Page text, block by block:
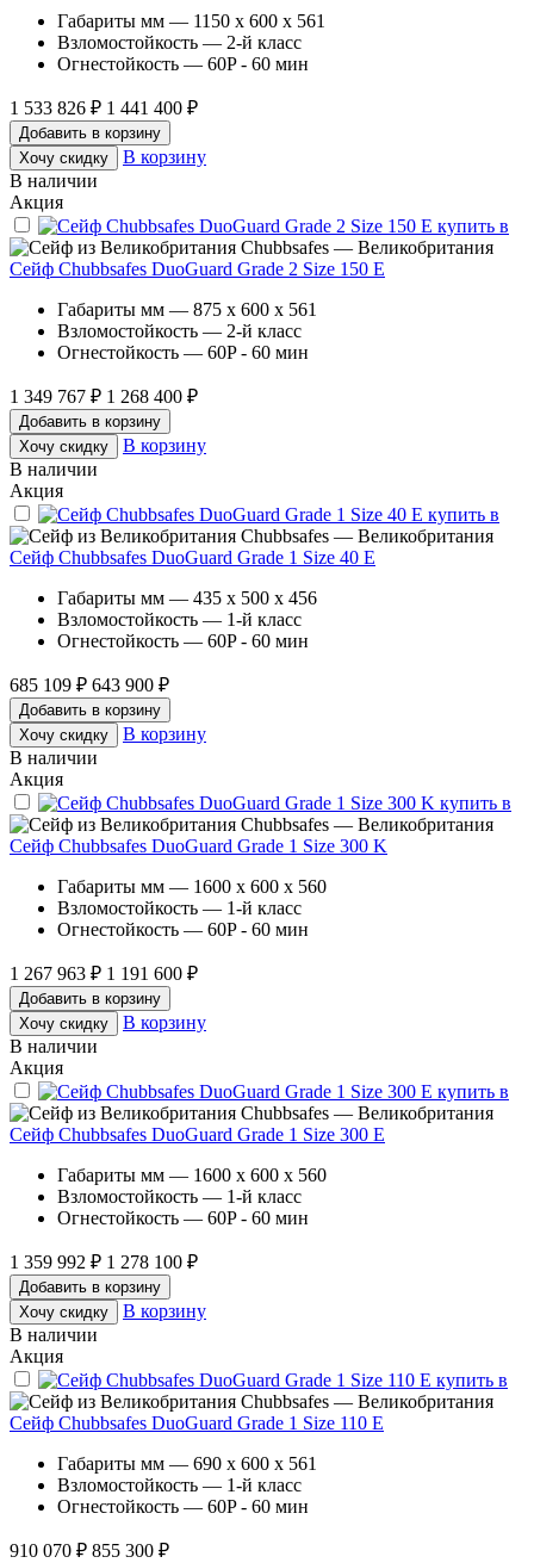
Габариты мм — 1150 x 600 x 561
Взломостойкость — 2-й класс
Огнестойкость — 60P - 60 мин
1 533 826 ₽ 1 441 400 ₽
Добавить в корзину
Хочу скидку
В корзину
В наличии
Акция
Chubbsafes — Великобритания
Сейф Chubbsafes DuoGuard Grade 2 Size 150 E
Габариты мм — 875 x 600 x 561
Взломостойкость — 2-й класс
Огнестойкость — 60P - 60 мин
1 349 767 ₽ 1 268 400 ₽
Добавить в корзину
Хочу скидку
В корзину
В наличии
Акция
Chubbsafes — Великобритания
Сейф Chubbsafes DuoGuard Grade 1 Size 40 E
Габариты мм — 435 x 500 x 456
Взломостойкость — 1-й класс
Огнестойкость — 60P - 60 мин
685 109 ₽ 643 900 ₽
Добавить в корзину
Хочу скидку
В корзину
В наличии
Акция
Chubbsafes — Великобритания
Сейф Chubbsafes DuoGuard Grade 1 Size 300 K
Габариты мм — 1600 x 600 x 560
Взломостойкость — 1-й класс
Огнестойкость — 60P - 60 мин
1 267 963 ₽ 1 191 600 ₽
Добавить в корзину
Хочу скидку
В корзину
В наличии
Акция
Chubbsafes — Великобритания
Сейф Chubbsafes DuoGuard Grade 1 Size 300 Е
Габариты мм — 1600 x 600 x 560
Взломостойкость — 1-й класс
Огнестойкость — 60P - 60 мин
1 359 992 ₽ 1 278 100 ₽
Добавить в корзину
Хочу скидку
В корзину
В наличии
Акция
Chubbsafes — Великобритания
Сейф Chubbsafes DuoGuard Grade 1 Size 110 E
Габариты мм — 690 x 600 x 561
Взломостойкость — 1-й класс
Огнестойкость — 60P - 60 мин
910 070 ₽ 855 300 ₽